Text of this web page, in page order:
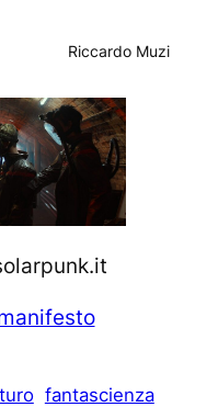
Riccardo Muzi
fantascienza